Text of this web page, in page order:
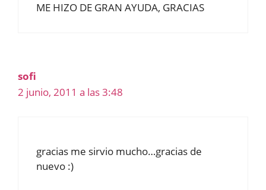
ME HIZO DE GRAN AYUDA, GRACIAS
sofi
2 junio, 2011 a las 3:48
gracias me sirvio mucho…gracias de
nuevo :)